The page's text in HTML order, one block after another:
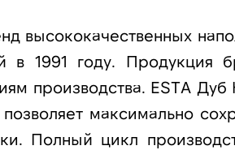
высококачественных
в 1991 году. Продукция
производства. ESTA Дуб
максимально
Полный цикл